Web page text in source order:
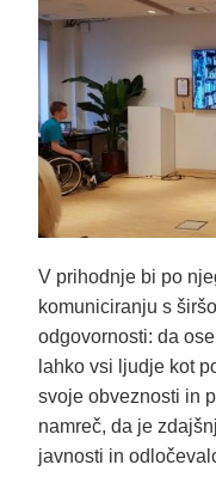
V prihodnje bi po
komuniciranju s
odgovornosti: da
lahko vsi ljudje kot
svoje obveznosti in
namreč, da je
javnosti in